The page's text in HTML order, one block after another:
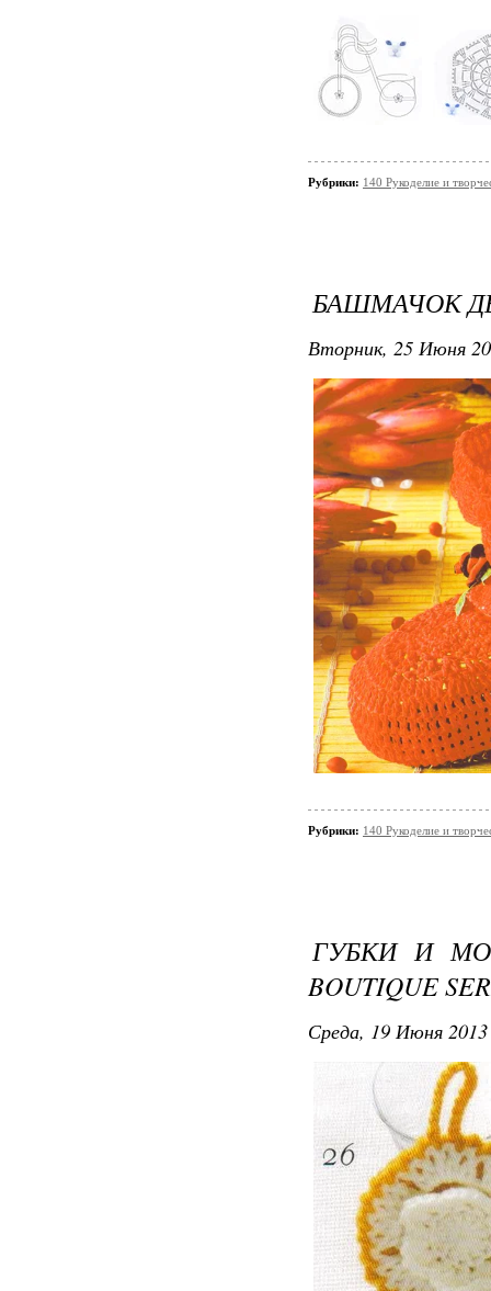
Рубрики: 140 Рукоделие и
БАШМАЧОК
Вторник, 25 Июня
Рубрики: 140 Рукоделие и
ГУБКИ И
BOUTIQUE
Среда, 19 Июня